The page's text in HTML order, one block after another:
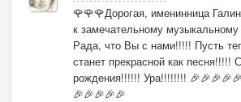
🌹🌹🌹Дорогая, именинница
к замечательному
Рада, что Вы с нами!!!!! Пусть
станет прекрасной как песня!!!!!
рождения!!!!!! Ура!!!!!!!!
🎉🎉🎉🎉🎉